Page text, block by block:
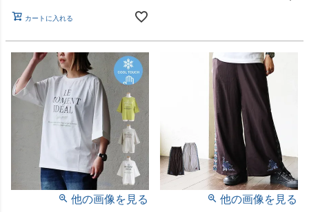
カートに入れる
他の画像を見る 他の画像を見る